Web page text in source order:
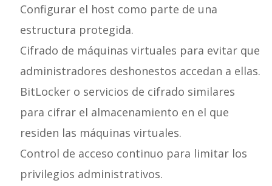
Configurar el host como parte de una
estructura protegida.
Cifrado de máquinas virtuales para evitar que
administradores deshonestos accedan a ellas.
BitLocker o servicios de cifrado similares
para cifrar el almacenamiento en el que
residen las máquinas virtuales.
Control de acceso continuo para limitar los
privilegios administrativos.